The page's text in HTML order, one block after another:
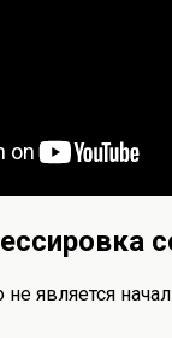
не является